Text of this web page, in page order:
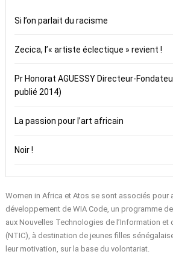
Si l’on parlait du racisme
Zecica, l’« artiste éclectique » revient !
Pr Honorat AGUESSY Directeur-
publié 2014)
La passion pour l’art africain
Noir !
Women in Africa et Atos se sont associés pour
développement de WIA Code, un programme
aux Nouvelles Technologies de l’Information et
(NTIC), à destination de jeunes filles
leur motivation, sur la base du volontariat.